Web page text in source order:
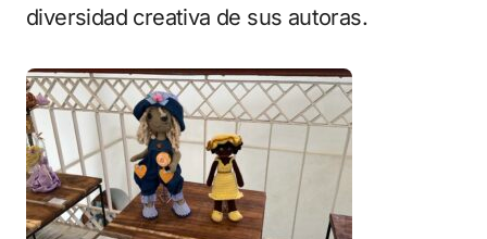
diversidad creativa de sus autoras.